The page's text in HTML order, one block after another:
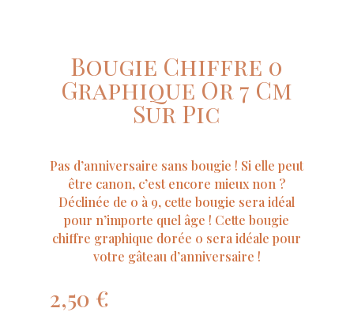
Bougie Chiffre 0
Graphique Or 7 Cm
Sur Pic
Pas d’anniversaire sans bougie ! Si elle peut
être canon, c’est encore mieux non ?
Déclinée de 0 à 9, cette bougie sera idéal
pour n’importe quel âge ! Cette bougie
chiffre graphique dorée 0 sera idéale pour
votre gâteau d’anniversaire !
2,50 €